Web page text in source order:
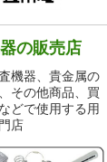
の販売店
機器、貴金属の
その他商品、買
どで使用する用
店